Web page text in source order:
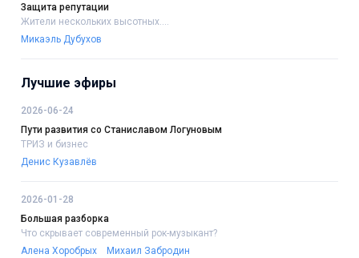
Защита репутации
Жители нескольких высотных....
Микаэль Дубухов
Лучшие эфиры
2026-06-24
Пути развития со Станиславом Логуновым
ТРИЗ и бизнес
Денис Кузавлёв
2026-01-28
Большая разборка
Что скрывает современный рок-музыкант?
Алена Хоробрых
Михаил Забродин